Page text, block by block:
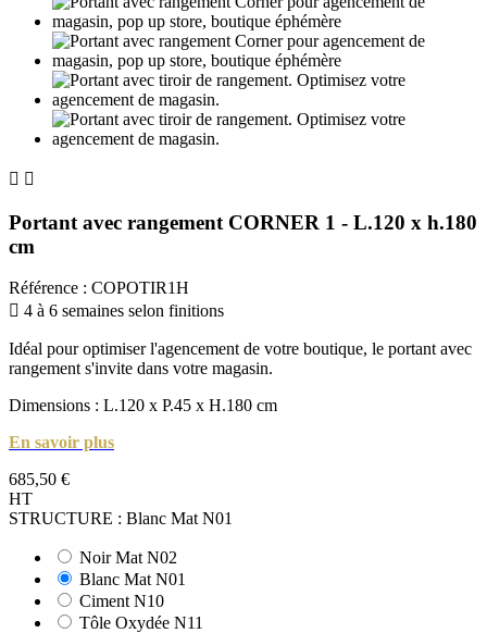
 
Portant avec rangement CORNER 1 - L.120 x h.180
cm
Référence : COPOTIR1H
 4 à 6 semaines selon finitions
Idéal pour optimiser l'agencement de votre boutique, le portant avec
rangement s'invite dans votre magasin.
Dimensions : L.120 x P.45 x H.180 cm
En savoir plus
685,50 €
HT
STRUCTURE : Blanc Mat N01
Noir Mat N02
Blanc Mat N01
Ciment N10
Tôle Oxydée N11